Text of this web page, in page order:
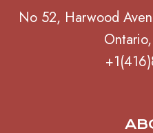
No 52, Harwood